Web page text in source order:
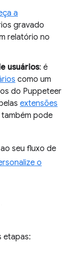
a
gravado
relatório no
usuários: é
como um
do Puppeteer
extensões
também pode
ao seu fluxo de
o
etapas: